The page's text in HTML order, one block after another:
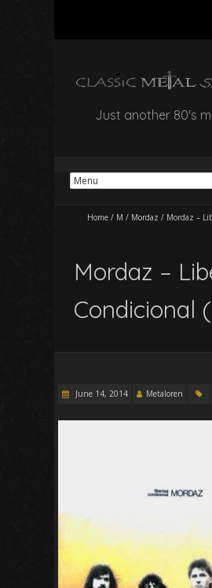
Just another 80's
Home / M / Mordaz / Mordaz –
Mordaz –
Condicional
June 14, 2014 Metaloren